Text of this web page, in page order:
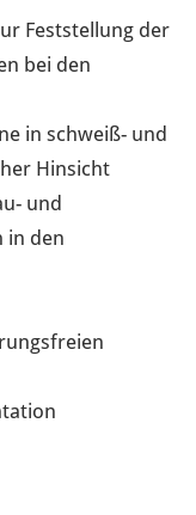
Feststellung der
bei den
in schweiß- und
Hinsicht
und
in den